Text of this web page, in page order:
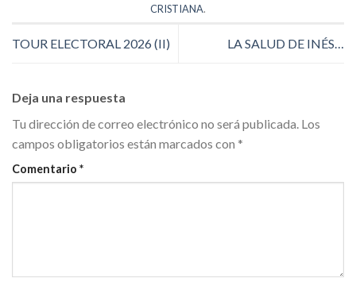
CRISTIANA.
TOUR ELECTORAL 2026 (II) LA SALUD DE INÉS…
Deja una respuesta
Tu dirección de correo electrónico no será publicada. Los
campos obligatorios están marcados con *
Comentario *